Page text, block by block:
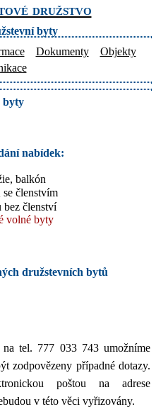
družstvo
byty
Dokumenty
Objekty
byty
nabídek:
balkón
členstvím
členství
volné byty
družstevních bytů
tel. 777 033 743 umožníme
zodpovězeny případné dotazy.
poštou na adrese
v této věci vyřizovány.